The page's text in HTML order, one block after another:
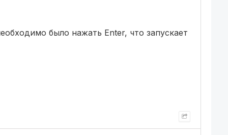
было нажать Enter, что запускает